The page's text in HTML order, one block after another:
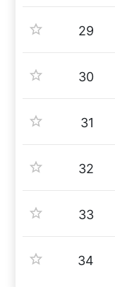
29
30
31
32
33
34